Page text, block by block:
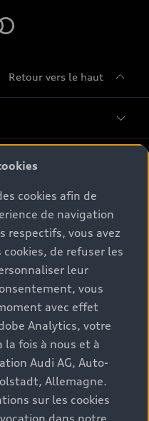
Retour vers le haut
cookies afin de
de navigation
respectifs, vous avez
de refuser les
leur
vous
avec effet
Analytics, votre
fois à nous et à
Audi AG, Auto-
Allemagne.
sur les cookies
dans notre